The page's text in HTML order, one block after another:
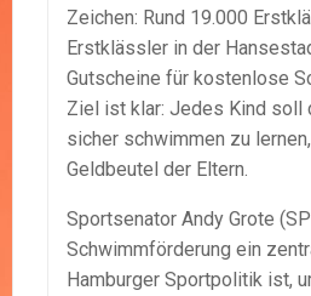
Zeichen: Rund 19.000
Erstklässler in der
Gutscheine für kostenlose
Ziel ist klar: Jedes Kind soll
sicher schwimmen zu
Geldbeutel der Eltern.
Sportsenator Andy Grote
Schwimmförderung ein
Hamburger Sportpolitik ist,